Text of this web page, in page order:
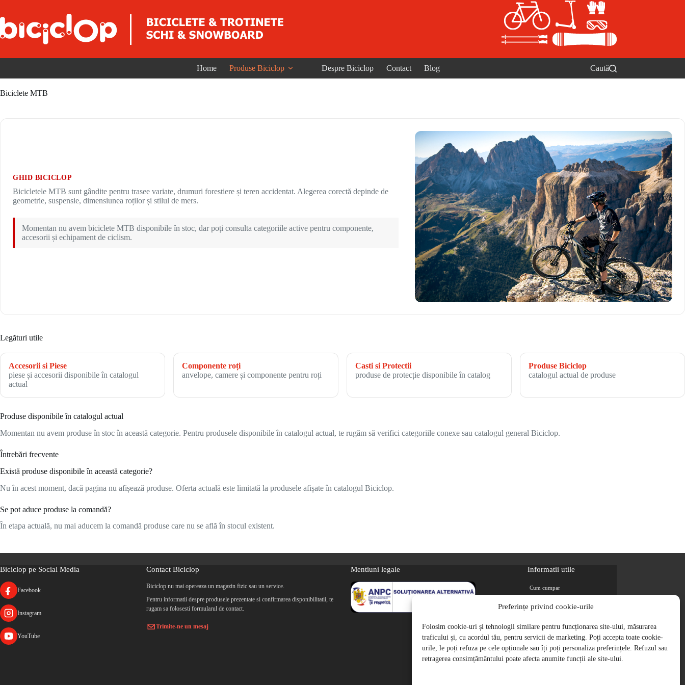
Preferințe privind cookie-urile
Folosim cookie-uri și tehnologii similare pentru funcționarea site-ului, măsurarea
traficului și, cu acordul tău, pentru servicii de marketing. Poți accepta toate cookie-
urile, le poți refuza pe cele opționale sau îți poți personaliza preferințele. Refuzul sau
retragerea consimțământului poate afecta anumite funcții ale site-ului.
Home Produse Biciclop Despre Biciclop Contact Blog Caută
Biciclete MTB
GHID BICICLOP
Bicicletele MTB sunt gândite pentru trasee variate, drumuri forestiere și teren accidentat. Alegerea corectă depinde de
geometrie, suspensie, dimensiunea roților și stilul de mers.
Momentan nu avem biciclete MTB disponibile în stoc, dar poți consulta categoriile active pentru componente,
accesorii și echipament de ciclism.
Legături utile
Accesorii si Piese
piese și accesorii disponibile în catalogul
actual
Componente roți
anvelope, camere și componente pentru roți
Casti si Protectii
produse de protecție disponibile în catalog
Produse Biciclop
catalogul actual de produse
Produse disponibile în catalogul actual
Momentan nu avem produse în stoc în această categorie. Pentru produsele disponibile în catalogul actual, te rugăm să verifici categoriile conexe sau catalogul general Biciclop.
Întrebări frecvente
Există produse disponibile în această categorie?
Nu în acest moment, dacă pagina nu afișează produse. Oferta actuală este limitată la produsele afișate în catalogul Biciclop.
Se pot aduce produse la comandă?
În etapa actuală, nu mai aducem la comandă produse care nu se află în stocul existent.
Biciclop pe Social Media
Facebook
Instagram
YouTube
Contact Biciclop
Biciclop nu mai opereaza un magazin fizic sau un service.
Pentru informatii despre produsele prezentate si confirmarea disponibilitatii, te
rugam sa folosesti formularul de contact.
Trimite-ne un mesaj
Mentiuni legale Informatii utile
Cum cumpar
Magazine partenere
Retur
Cariere
Politica de Confidentialitate